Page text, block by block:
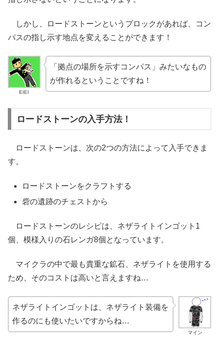
しかし、ロードストーンというブロックがあれば、コン
パスの指し示す地点を変えることができます！
EIEI
「拠点の場所を示すコンパス」みたいなもの
が作れるということですね！
ロードストーンの入手方法！
ロードストーンは、次の2つの方法によって入手できま
す。
ロードストーンをクラフトする
砦の遺跡のチェストから
ロードストーンのレシピは、ネザライトインゴット1
個、模様入りの石レンガ8個となっています。
マイクラの中で最も貴重な鉱石、ネザライトを使用する
ため、そのコストは高いと言えますね…
マイン
ネザライトインゴットは、ネザライト装備を
作るのにも使いたいですからね…